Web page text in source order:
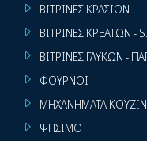
ΒΙΤΡΙΝΕΣ ΚΡΑΣΙΩΝ
ΒΙΤΡΙΝΕΣ ΚΡΕΑΤΩΝ -
ΒΙΤΡΙΝΕΣ ΓΛΥΚΩΝ -
ΦΟΥΡΝΟΙ
ΜΗΧΑΝΗΜΑΤΑ
ΨΗΣΙΜΟ